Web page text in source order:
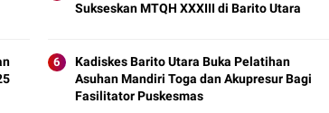
Sukseskan MTQH XXXIII di Barito Utara
Kadiskes Barito Utara Buka Pelatihan
Asuhan Mandiri Toga dan Akupresur Bagi
Fasilitator Puskesmas